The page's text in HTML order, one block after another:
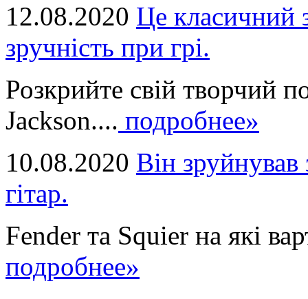
12.08.2020 Це класичний
зручність при грі.
Розкрийте свій творчий
Jackson.... подробнее»
10.08.2020 Він
гітар.
Fender та Squier на які
подробнее»